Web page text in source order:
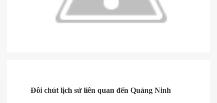
Đôi chút lịch sử liên quan đến Quảng Ninh